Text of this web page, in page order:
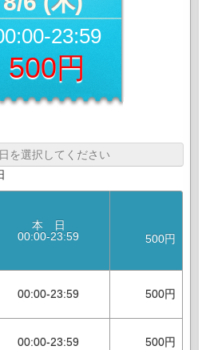
23:59
500円
を選択してください
本 日
00:00-23:59
500円
00:00-23:59 500円
00:00-23:59 500円